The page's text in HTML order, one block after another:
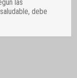
las
debe